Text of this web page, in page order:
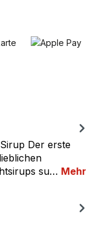
Der erste
su… Mehr